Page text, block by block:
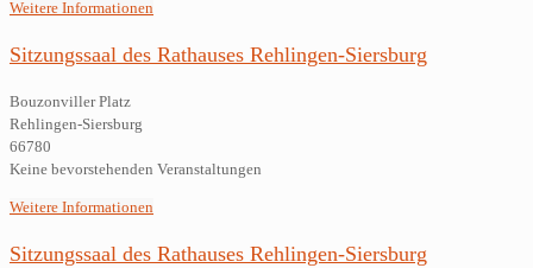
Weitere Informationen
Sitzungssaal des Rathauses Rehlingen-Siersburg
Bouzonviller Platz
Rehlingen-Siersburg
66780
Keine bevorstehenden Veranstaltungen
Weitere Informationen
Sitzungssaal des Rathauses Rehlingen-Siersburg